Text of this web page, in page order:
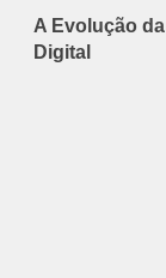
A Evolução
Digital